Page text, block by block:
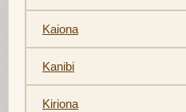
Kaiona
Kanibi
Kiriona